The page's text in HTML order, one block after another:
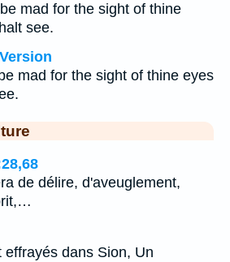
mad for the sight of thine
see.
mad for the sight of thine eyes
de délire, d'aveuglement,
effrayés dans Sion, Un